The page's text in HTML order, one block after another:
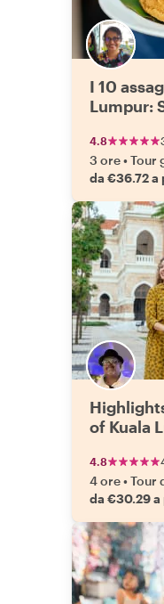
I 10
Lumpur:
4.8
3 ore•Tour
da €36.72 a
of Kuala
4.8
4 ore•Tour
da €30.29 a